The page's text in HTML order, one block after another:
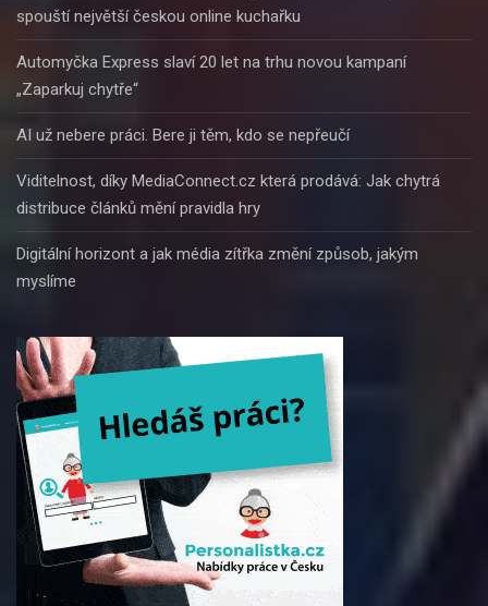
spouští největší českou online kuchařku
Automyčka Express slaví 20 let na trhu novou kampaní
„Zaparkuj chytře“
AI už nebere práci. Bere ji těm, kdo se nepřeučí
Viditelnost, díky MediaConnect.cz která prodává: Jak chytrá
distribuce článků mění pravidla hry
Digitální horizont a jak média zítřka změní způsob, jakým
myslíme